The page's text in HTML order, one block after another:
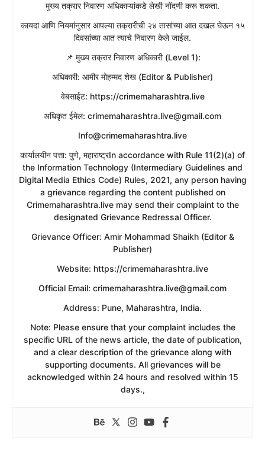
मुख्य तक्रार निवारण अधिकाऱ्यांकडे लेखी नोंदणी करू शकता.
​कायदा आणि नियमांनुसार आपल्या तक्रारीची २४ तासांच्या आत दखल घेऊन १५
दिवसांच्या आत त्याचे निवारण केले जाईल.
​📌 मुख्य तक्रार निवारण अधिकारी (Level 1):
​अधिकारी: आमीर मोहम्मद शेख (Editor & Publisher)
​वेबसाईट: https://crimemaharashtra.live
​अधिकृत ईमेल: crimemaharashtra.live@gmail.com
Info@crimemaharashtra.live
​कार्यालयीन पत्ता: पुणे, महाराष्ट्रIn accordance with Rule 11(2)(a) of
the Information Technology (Intermediary Guidelines and
Digital Media Ethics Code) Rules, 2021, any person having
a grievance regarding the content published on
Crimemaharashtra.live may send their complaint to the
designated Grievance Redressal Officer.
​Grievance Officer: Amir Mohammad Shaikh (Editor &
Publisher)
​Website: https://crimemaharashtra.live
​Official Email: crimemaharashtra.live@gmail.com
​Address: Pune, Maharashtra, India.
​Note: Please ensure that your complaint includes the
specific URL of the news article, the date of publication,
and a clear description of the grievance along with
supporting documents. All grievances will be
acknowledged within 24 hours and resolved within 15
days.,